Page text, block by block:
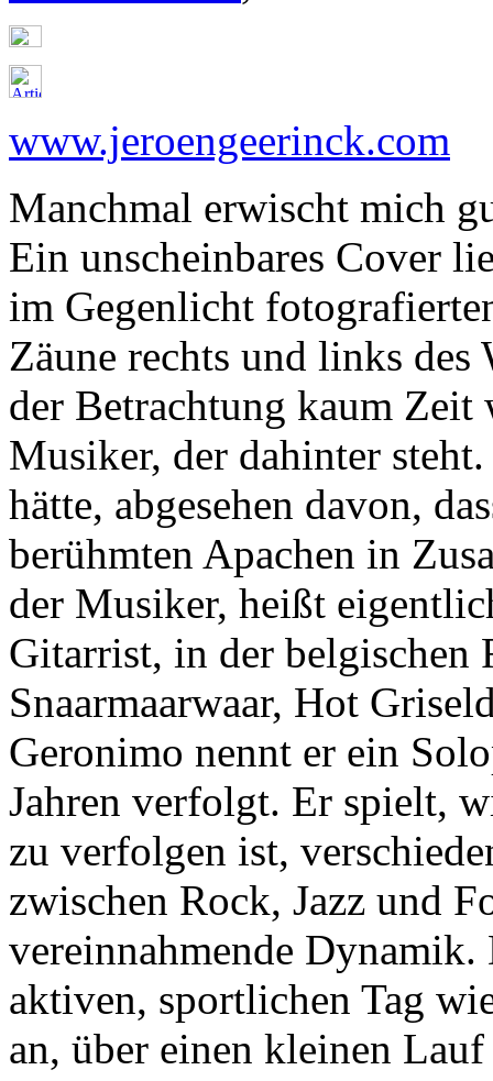
www.jeroengeerinck.com
Manchmal erwischt mich
Ein unscheinbares Cover
im Gegenlicht
Zäune rechts und links des
der Betrachtung kaum
Musiker, der dahinter
hätte, abgesehen davon,
berühmten Apachen in
der Musiker, heißt
Gitarrist, in der belgischen
Snaarmaarwaar, Hot
Geronimo nennt er ein
Jahren verfolgt. Er spielt,
zu verfolgen ist,
zwischen Rock, Jazz und
vereinnahmende Dynamik.
aktiven, sportlichen Tag
an, über einen kleinen